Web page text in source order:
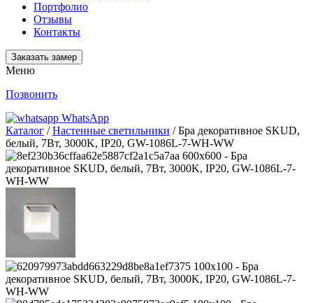
Портфолио
Отзывы
Контакты
Заказать замер
Меню
Позвонить
WhatsApp
Каталог /Настенные светильники / Бра декоративное SKUD,
белый, 7Вт, 3000K, IP20, GW-1086L-7-WH-WW